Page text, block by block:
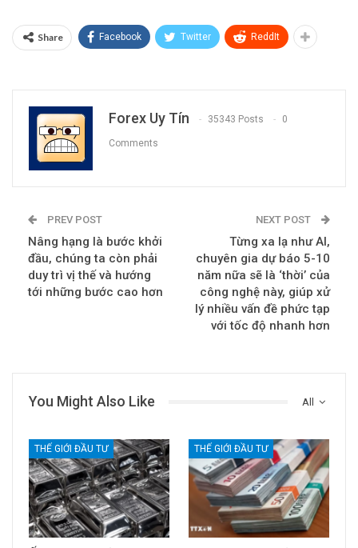
Share Facebook Twitter ReddIt
Forex Uy Tín 35343 Posts 0
Comments
PREV POST
Nâng hạng là bước khởi
đầu, chúng ta còn phải
duy trì vị thế và hướng
tới những bước cao hơn
NEXT POST
Từng xa lạ như AI,
chuyên gia dự báo 5-10
năm nữa sẽ là ‘thời’ của
công nghệ này, giúp xử
lý nhiều vấn đề phức tạp
với tốc độ nhanh hơn
All
You Might Also Like
THẾ GIỚI ĐẦU TƯ THẾ GIỚI ĐẦU TƯ